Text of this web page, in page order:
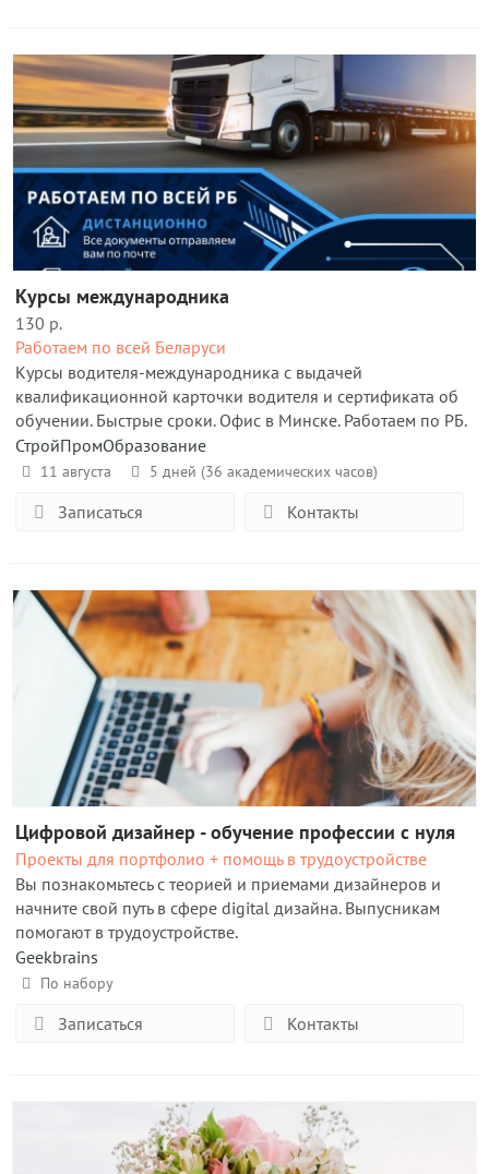
Курсы международника
130 р.
Работаем по всей Беларуси
Курсы водителя-международника с выдачей
квалификационной карточки водителя и сертификата об
обучении. Быстрые сроки. Офис в Минске. Работаем по РБ.
СтройПромОбразование
11 августа 5 дней (36 академических часов)
Записаться Контакты
Цифровой дизайнер - обучение профессии с нуля
Проекты для портфолио + помощь в трудоустройстве
Вы познакомьтесь с теорией и приемами дизайнеров и
начните свой путь в сфере digital дизайна. Выпусникам
помогают в трудоустройстве.
Geekbrains
По набору
Записаться Контакты